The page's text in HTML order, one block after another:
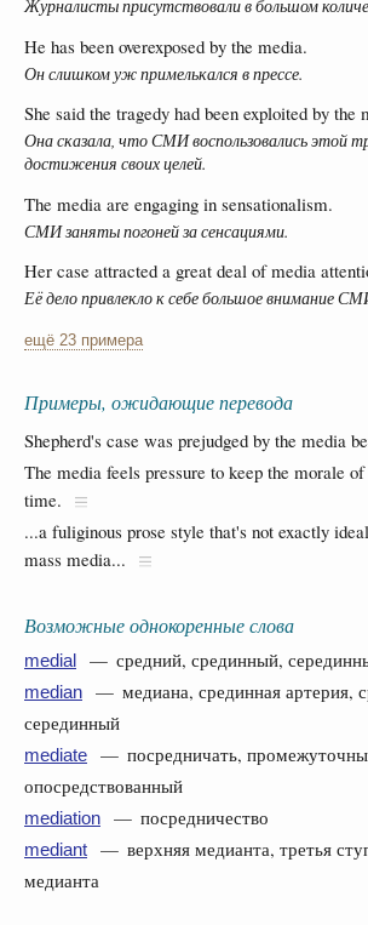
Журналисты присутствовали в большом
He has been overexposed by the media.
Он слишком уж примелькался в прессе.
She said the tragedy had been exploited by the
Она сказала, что СМИ воспользовались этой
достижения своих целей.
The media are engaging in sensationalism.
СМИ заняты погоней за сенсациями.
Her case attracted a great deal of media
Её дело привлекло к себе большое внимание
ещё 23 примера
Примеры, ожидающие перевода
Shepherd's case was prejudged by the media
The media feels pressure to keep the morale
time.
...a fuliginous prose style that's not exactly
mass media...
Возможные однокоренные слова
medial — средний, срединный,
median
— медиана, срединная артерия,
серединный
mediate
— посредничать,
опосредствованный
mediation — посредничество
mediant
— верхняя медианта, третья
медианта